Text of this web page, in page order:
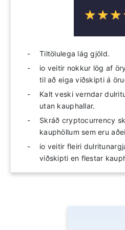
☆☆☆
★★★
Tiltölulega lág gjöld.
io veitir nokkur lög af
til að eiga viðskipti á
Kalt veski verndar
utan kauphallar.
Skráð cryptocurrency
kauphöllum sem eru
io veitir fleiri
viðskipti en flestar